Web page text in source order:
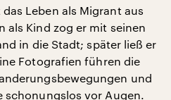
Leben als Migrant aus
als Kind zog er mit seinen
in die Stadt; später ließ er
Fotografien führen die
und
vor Augen.